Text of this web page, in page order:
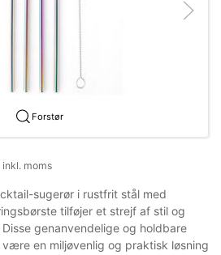
Forstør
inkl. moms
sugerør i rustfrit stål med
tilføjer et strejf af stil og
genanvendelige og holdbare
en miljøvenlig og praktisk løsning